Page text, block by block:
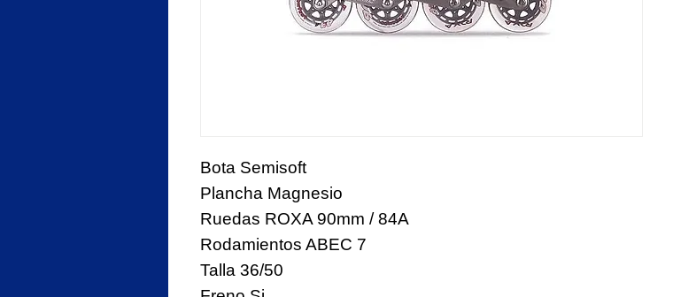
Bota Semisoft
Plancha Magnesio
Ruedas ROXA 90mm / 84A
Rodamientos ABEC 7
Talla 36/50